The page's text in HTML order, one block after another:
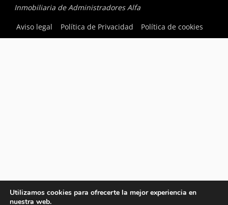
Inmobiliaria de Administradores Alfa
Aviso legal
Política de Privacidad Política de cookies
Utilizamos cookies para ofrecerte la mejor experiencia en
nuestra web.